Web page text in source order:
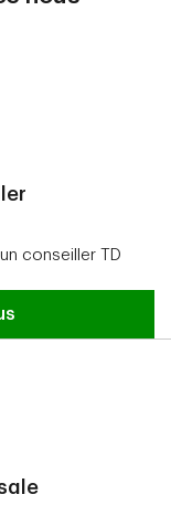
conseiller TD